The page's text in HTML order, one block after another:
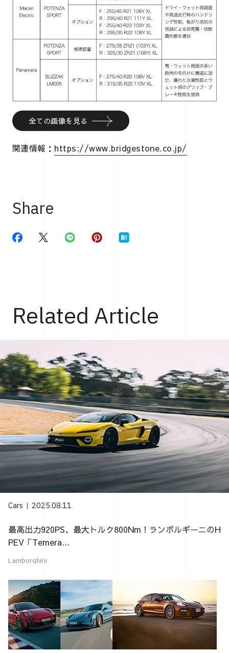
全ての画像を見る
関連情報： https://www.bridgestone.co.jp/
Share
Related Article
Cars 2025.08.11
最高出力920PS、最大トルク800Nm！ランボルギーニのH
PEV「Temera...
Lamborghini